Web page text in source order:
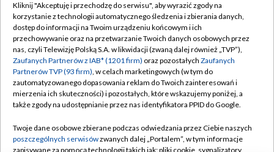
TVP
Abonament TVP
Emisja w TVP
Centrum informacji TVP
Naziemna Telewizja Cyfrowa
Rada Programowa
Regulamin TVP
Polityka prywatności
Moje zgody
Pomoc
Kontakt
Kliknij "Akceptuję i przechodzę do serwisu", aby wyrazić zgody na
korzystanie z technologii automatycznego śledzenia i zbierania danych,
dostęp do informacji na Twoim urządzeniu końcowym i ich
przechowywanie oraz na przetwarzanie Twoich danych osobowych przez
nas, czyli Telewizję Polską S.A. w likwidacji (zwaną dalej również „TVP”),
Zaufanych Partnerów z IAB* (1201 firm) oraz pozostałych Zaufanych
Partnerów TVP (93 firm), w celach marketingowych (w tym do
zautomatyzowanego dopasowania reklam do Twoich zainteresowań i
mierzenia ich skuteczności) i pozostałych, które wskazujemy poniżej, a
także zgody na udostępnianie przez nas identyfikatora PPID do Google.
Twoje dane osobowe zbierane podczas odwiedzania przez Ciebie naszych
poszczególnych serwisówzwanych dalej „Portalem”, w tym informacje
zapisywane za pomocą technologii takich jak: pliki cookie, sygnalizatory